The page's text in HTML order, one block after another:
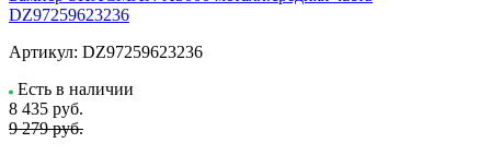
DZ97259623236
Артикул: DZ97259623236
Есть в наличии
8 435 руб.
9 279 руб.